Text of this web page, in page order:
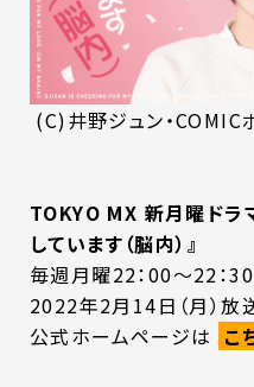
(C)井野ジュン・
TOKYO MX 新月曜ドラ
しています（脳内）』
毎週月曜22：00～22：30
2022年2月14日（月）放
公式ホームページは こ